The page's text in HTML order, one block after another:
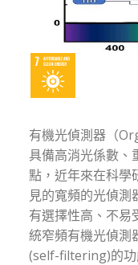
有機光偵測器（
具備高消光係數、
點，近年來在科學
見的寬頻的光偵
有選擇性高、不易
統窄頻有機光偵測
(self-filtering)的功